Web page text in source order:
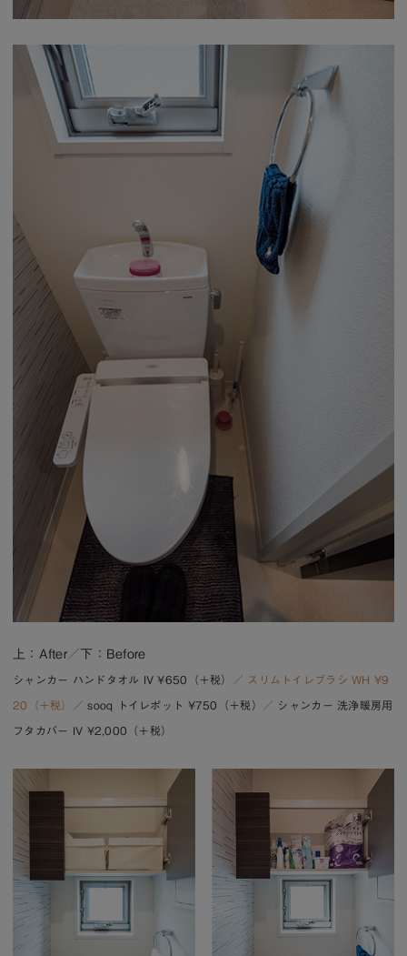
上：After／下：Before
シャンカー ハンドタオル IV ¥650（＋税）／ スリムトイレブラシ WH ¥9
20（＋税） ／sooq トイレポット ¥750（＋税） ／ シャンカー 洗浄暖房用
フタカバー IV ¥2,000（＋税）